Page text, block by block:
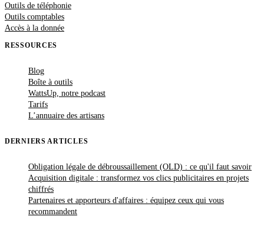
Outils de téléphonie
Outils comptables
Accès à la donnée
RESSOURCES
Blog
Boîte à outils
WattsUp, notre podcast
Tarifs
L’annuaire des artisans
DERNIERS ARTICLES
Obligation légale de débroussaillement (OLD) : ce qu'il faut savoir
Acquisition digitale : transformez vos clics publicitaires en projets
chiffrés
Partenaires et apporteurs d'affaires : équipez ceux qui vous
recommandent